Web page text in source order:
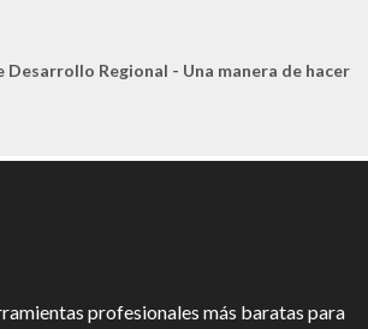
Desarrollo Regional - Una manera de hacer
profesionales más baratas para